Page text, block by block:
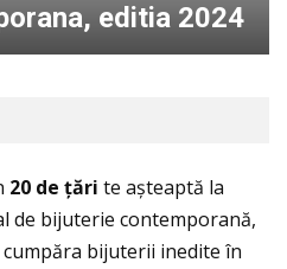
editia 2024
20 de ţări te așteaptă la
de bijuterie contemporană,
bijuterii inedite în